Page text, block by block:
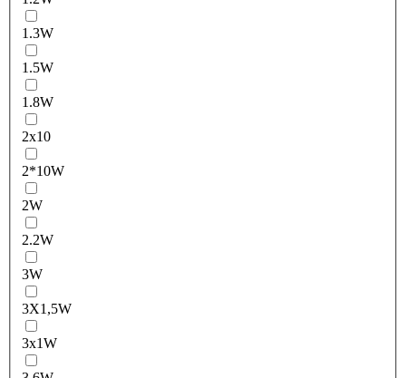
1.3W
1.5W
1.8W
2x10
2*10W
2W
2.2W
3W
3X1,5W
3x1W